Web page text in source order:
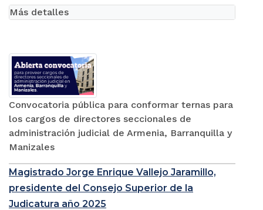
Convocatoria pública para conformar ternas para
los cargos de directores seccionales de
administración judicial de Armenia, Barranquilla y
Manizales
Más detalles
Magistrado Jorge Enrique Vallejo Jaramillo,
presidente del Consejo Superior de la
Judicatura año 2025